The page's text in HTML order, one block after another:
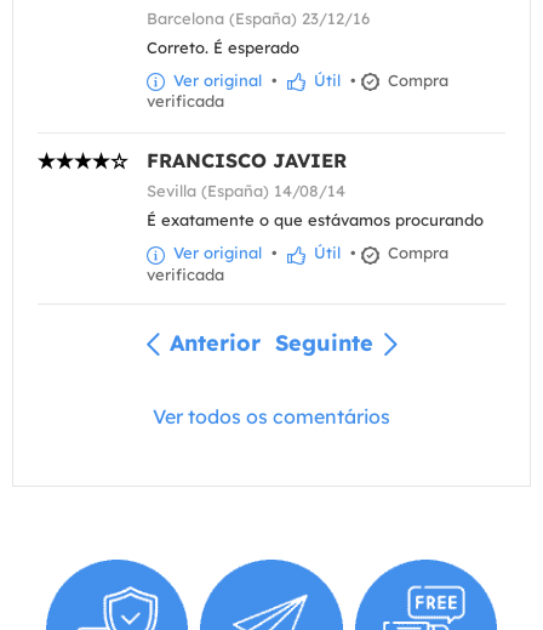
Barcelona (España) 23/12/16
Correto. É esperado
Ver original • Útil •
Compra
verificada
FRANCISCO JAVIER
Sevilla (España) 14/08/14
É exatamente o que estávamos procurando
Ver original • Útil •
Compra
verificada
Anterior Seguinte
Ver todos os comentários